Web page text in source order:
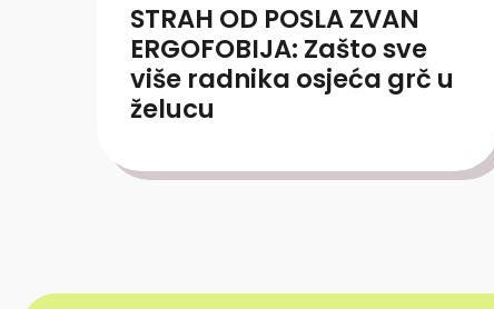
STRAH OD POSLA ZVAN
ERGOFOBIJA: Zašto sve
više radnika osjeća grč u
želucu